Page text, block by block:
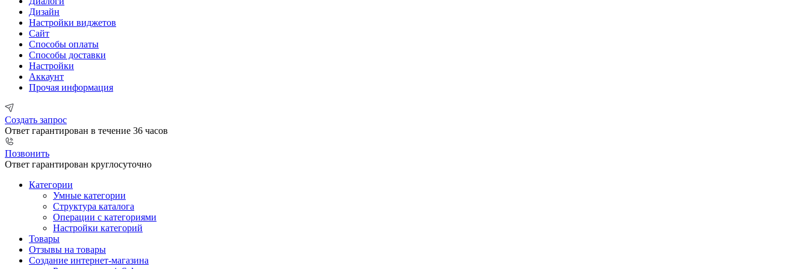
Дизайн
Настройки виджетов
Сайт
Способы оплаты
Способы доставки
Настройки
Аккаунт
Прочая информация
Создать запрос
Ответ гарантирован в течение 36 часов
Позвонить
Ответ гарантирован круглосуточно
Категории
Умные категории
Структура каталога
Операции с категориями
Настройки категорий
Товары
Отзывы на товары
Создание интернет-магазина